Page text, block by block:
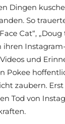
Dingen
So
Cat“,
ihren
und
Pokee
zaubern.
Tod von